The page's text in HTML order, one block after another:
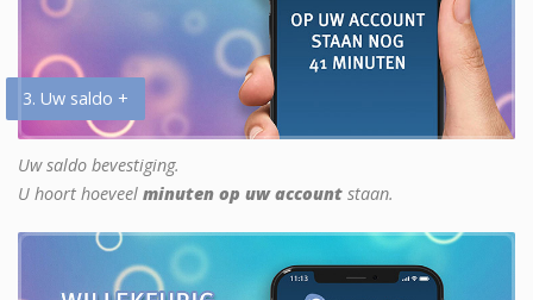
3. Uw saldo +
Uw saldo bevestiging.
U hoort hoeveel minuten op uw account staan.